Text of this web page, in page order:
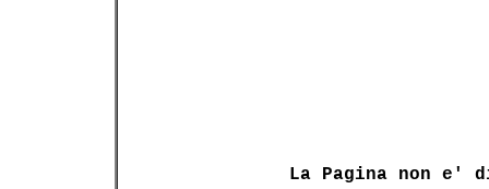
La Pagina non e'